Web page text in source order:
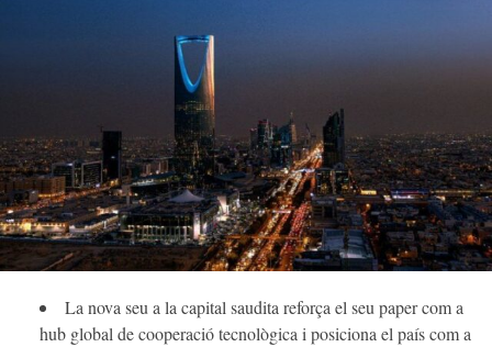
La nova seu a la capital saudita reforça el seu paper com a
hub global de cooperació tecnològica i posiciona el país com a